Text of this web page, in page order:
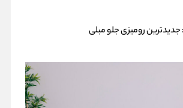
جدیدترین رومیزی جلو مبلی